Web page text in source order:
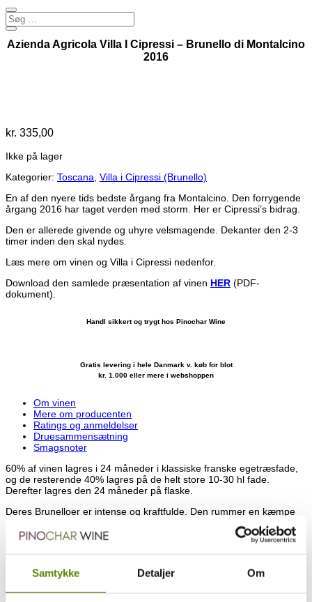
Samtykke Detaljer Om
Azienda Agricola Villa I Cipressi – Brunello di Montalcino
2016
kr. 335,00
Ikke på lager
Kategorier: Toscana Villa i Cipressi (Brunello)
En af den nyere tids bedste årgang fra Montalcino. Den forrygende
årgang 2016 har taget verden med storm. Her er Cipressi’s bidrag.
Den er allerede givende og uhyre velsmagende. Dekanter den 2-3
timer inden den skal nydes.
Læs mere om vinen og Villa i Cipressi nedenfor.
Download den samlede præsentation af vinen HER (PDF-
dokument).
Handl sikkert og trygt hos Pinochar Wine
Gratis levering i hele Danmark v. køb for blot
kr. 1.000 eller mere i webshoppen
Om vinen
Mere om producenten
Ratings og anmeldelser
Druesammensætning
Smagsnoter
60% af vinen lagres i 24 måneder i klassiske franske egetræsfade,
og de resterende 40% lagres på de helt store 10-30 hl fade.
Derefter lagres den 24 måneder på flaske.
Deres Brunelloer er intense og kraftfulde. Den rummer en kæmpe
Den skal bruge 3-4 timer på karaffel inden den skal nydes.
tilbage i 70’erne, men som først begyndte at producere Brunello di